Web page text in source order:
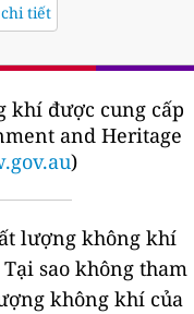
tiết
khí được cung cấp
and Heritage
)
lượng không khí
Tại sao không tham
không khí của